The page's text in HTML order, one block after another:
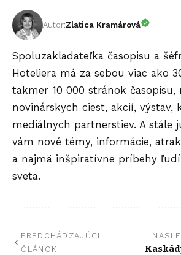
Autor:Zlatica Kramárová
Spoluzakladateľka časopisu a
Hoteliera má za sebou viac ako
takmer 10 000 stránok časopisu,
novinárskych ciest, akcií, výstav,
mediálnych partnerstiev. A stále
vám nové témy, informácie,
a najmä inšpiratívne príbehy
sveta.
PREDCHÁDZAJÚCI
ČLÁNOK